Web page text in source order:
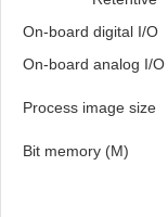
On-board digital I/O
On-board analog I/O
Process image size
Bit memory (M)